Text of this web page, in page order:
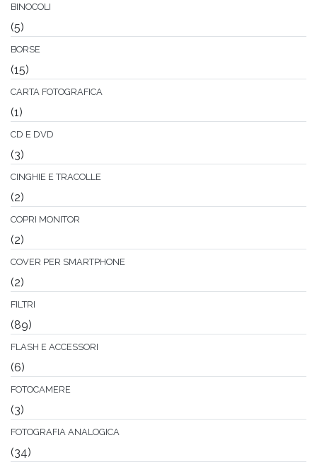
BINOCOLI
(5)
BORSE
(15)
CARTA FOTOGRAFICA
(1)
CD E DVD
(3)
CINGHIE E TRACOLLE
(2)
COPRI MONITOR
(2)
COVER PER SMARTPHONE
(2)
FILTRI
(89)
FLASH E ACCESSORI
(6)
FOTOCAMERE
(3)
FOTOGRAFIA ANALOGICA
(34)